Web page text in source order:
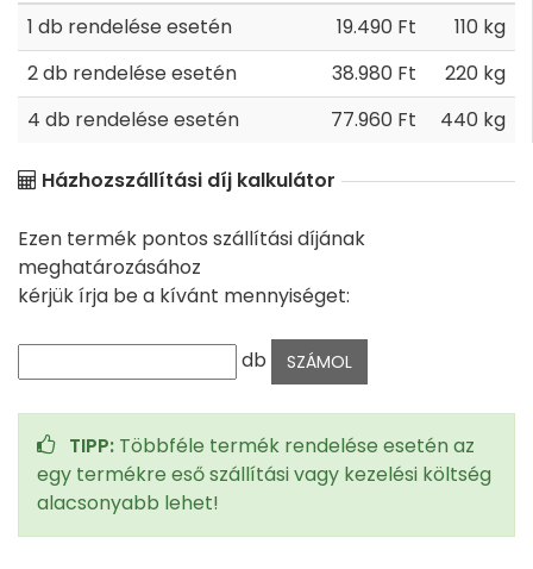
1 db rendelése esetén 19.490 Ft
110 kg
2 db rendelése esetén
38.980 Ft
220 kg
4 db rendelése esetén
77.960 Ft 440 kg
Házhozszállítási díj kalkulátor
Ezen termék pontos szállítási díjának
meghatározásához
kérjük írja be a kívánt mennyiséget:
db
TIPP: Többféle termék rendelése esetén az
egy termékre eső szállítási vagy kezelési költség
alacsonyabb lehet!